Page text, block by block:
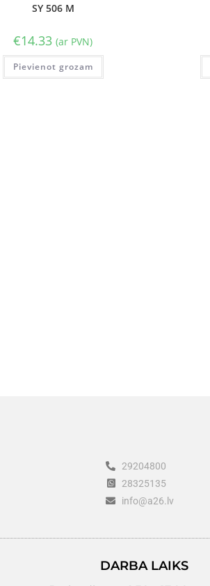
SY 506 M
€14.33 (ar PVN)
Pievienot grozam
29204800
28325135
info@a26.lv
DARBA LAIKS